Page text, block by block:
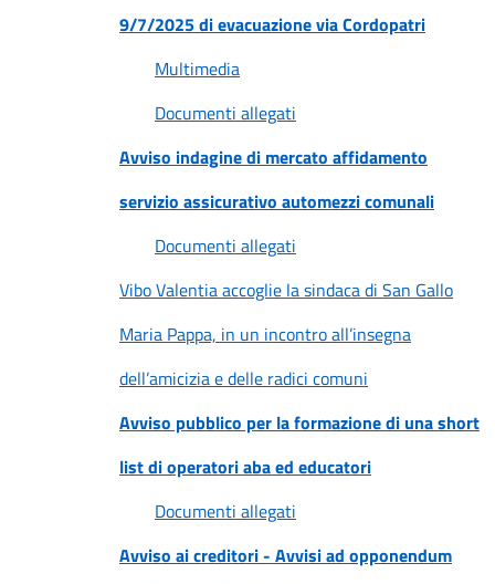
9/7/2025 di evacuazione via Cordopatri
Multimedia
Documenti allegati
Avviso indagine di mercato affidamento
servizio assicurativo automezzi comunali
Documenti allegati
Vibo Valentia accoglie la sindaca di San Gallo
Maria Pappa, in un incontro all’insegna
dell’amicizia e delle radici comuni
Avviso pubblico per la formazione di una short
list di operatori aba ed educatori
Documenti allegati
Avviso ai creditori - Avvisi ad opponendum